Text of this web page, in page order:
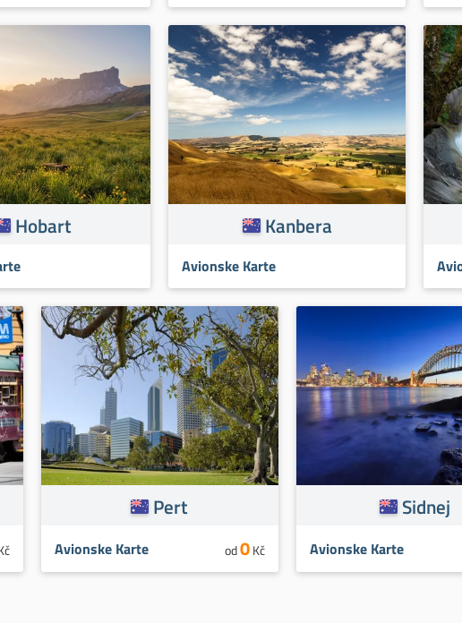
Hobart Kanbera
Avionske Karte
Pert
Avionske Karte od0Kč
Sidnej
Avionske Karte